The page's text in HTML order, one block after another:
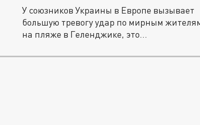
У союзников Украины в Европе вызывает
большую тревогу удар по мирным
на пляже в Геленджике, это...